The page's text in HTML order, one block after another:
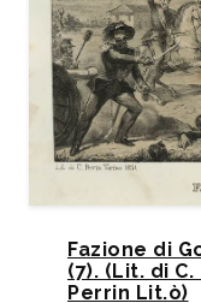
Fazione di
(7). (Lit. di C.
Perrin Lit.ò)